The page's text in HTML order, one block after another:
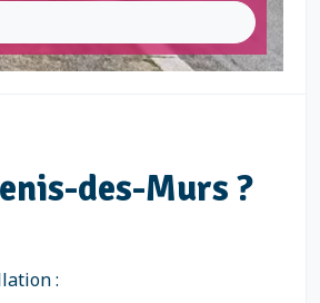
des-Murs ?
: